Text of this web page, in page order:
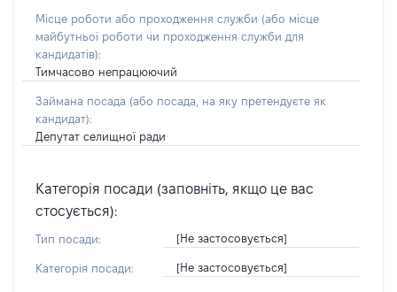
Місце роботи або проходження служби (або місце
майбутньої роботи чи проходження служби для
кандидатів):
Тимчасово непрацюючий
Займана посада (або посада, на яку претендуєте як
кандидат):
Депутат селищної ради
Категорія посади (заповніть, якщо це вас
стосується):
Тип посади: [Не застосовується]
Категорія посади: [Не застосовується]